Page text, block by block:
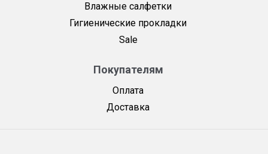
Влажные салфетки
Гигиенические прокладки
Sale
Покупателям
Оплата
Доставка